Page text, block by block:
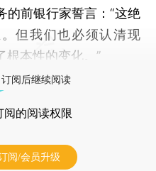
的前银行家誓言：“这绝
但我们也必须认清现
根本性的变化。”
阅后继续阅读
阅的阅读权限
阅/会员升级